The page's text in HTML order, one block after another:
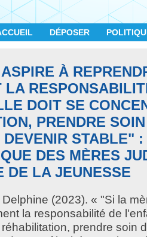
DÉPOSER
À
LA
DOIT SE
PRENDRE
DEVENIR STABLE"
DES MÈRES
DE LA JEUNESSE
(2023). « "Si la
la responsabilité de
prendre soin